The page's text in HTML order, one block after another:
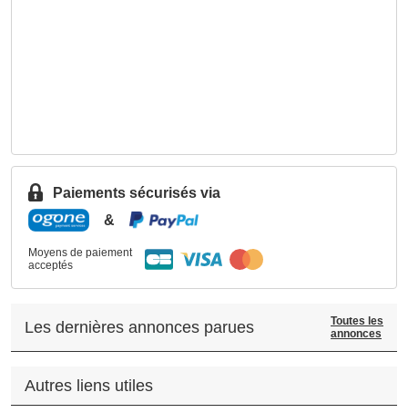
Paiements sécurisés via
&
Moyens de paiement
acceptés
Les dernières annonces parues
Toutes les
annonces
Autres liens utiles